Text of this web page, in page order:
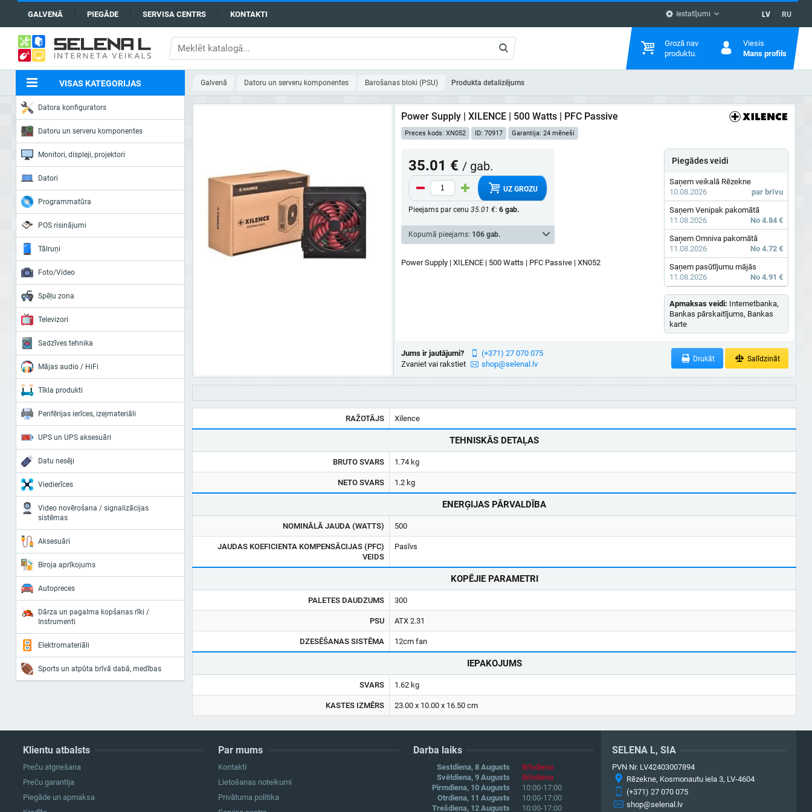
GALVENĀ PIEGĀDE SERVISA CENTRS KONTAKTI Iestatījumi LV RU
Grozā nav
produktu.
Viesis
Mans profils
VISAS KATEGORIJAS Galvenā Datoru un serveru komponentes Barošanas bloki (PSU) Produkta detalizējums
Datora konfigurators
Datoru un serveru komponentes
Monitori, displeji, projektori
Datori
Programmatūra
POS risinājumi
Tālruņi
Foto/Video
Spēļu zona
Televizori
Sadzīves tehnika
Mājas audio / HiFi
Tīkla produkti
Perifērijas ierīces, izejmateriāli
UPS un UPS aksesuāri
Datu nesēji
Viedierīces
Video novērošana / signalizācijas
sistēmas
Aksesuāri
Biroja aprīkojums
Autopreces
Dārza un pagalma kopšanas rīki /
Instrumenti
Elektromateriāli
Sports un atpūta brīvā dabā, medības
Power Supply | XILENCE | 500 Watts | PFC Passive
Preces kods: XN052 ID: 70917 Garantija: 24 mēneši
35.01 € / gab.
UZ GROZU
Pieejams par cenu 35.01 €: 6 gab.
Kopumā pieejams: 106 gab.
Power Supply | XILENCE | 500 Watts | PFC Passive | XN052
Piegādes veidi
Saņem veikalā Rēzekne
10.08.2026
par brīvu
Saņem Venipak pakomātā
11.08.2026
No 4.84 €
Saņem Omniva pakomātā
11.08.2026
No 4.72 €
Saņem pasūtījumu mājās
11.08.2026
No 4.91 €
Apmaksas veidi: Internetbanka,
Bankas pārskaitījums, Bankas
karte
Jums ir jautājumi?
Zvaniet vai rakstiet
(+371) 27 070 075
shop@selenal.lv
Drukāt Salīdzināt
RAŽOTĀJS Xilence
TEHNISKĀS DETAĻAS
BRUTO SVARS 1.74 kg
NETO SVARS 1.2 kg
ENERĢIJAS PĀRVALDĪBA
NOMINĀLĀ JAUDA (WATTS) 500
JAUDAS KOEFICIENTA KOMPENSĀCIJAS (PFC)
VEIDS
Pasīvs
KOPĒJIE PARAMETRI
PALETES DAUDZUMS 300
PSU ATX 2.31
DZESĒŠANAS SISTĒMA 12cm fan
IEPAKOJUMS
SVARS 1.62 kg
KASTES IZMĒRS 23.00 x 10.00 x 16.50 cm
Klientu atbalsts
Preču atgriešana
Preču garantija
Piegāde un apmaksa
Par mums
Kontakti
Lietošanas noteikumi
Privātuma politika
Darba laiks
Sestdiena, 8 Augusts
Brīvdiena
Svētdiena, 9 Augusts
Brīvdiena
Pirmdiena, 10 Augusts
10:00-17:00
Otrdiena, 11 Augusts
10:00-17:00
Trešdiena, 12 Augusts
10:00-17:00
SELENA L, SIA
PVN Nr. LV42403007894
Rēzekne, Kosmonautu iela 3, LV-4604
(+371) 27 070 075
shop@selenal.lv